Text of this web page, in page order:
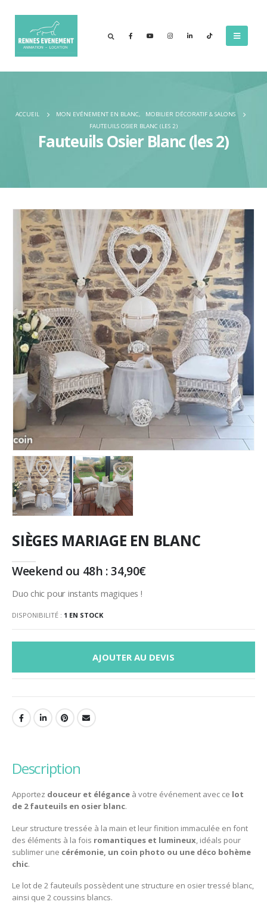
ACCUEIL MON EVÉNEMENT EN BLANC,
MOBILIER DÉCORATIF & SALONS
FAUTEUILS OSIER BLANC (LES 2)
Fauteuils Osier Blanc (les 2)
SIÈGES MARIAGE EN BLANC
Weekend ou 48h :34,90€
Duo chic pour instants magiques !
DISPONIBILITÉ : 1 EN STOCK
AJOUTER AU DEVIS
description
Apportez douceur et élégance à votre événement avec ce lot
de 2 fauteuils en osier blanc.
Leur structure tressée à la main et leur finition immaculée en font
des éléments à la fois romantiques et lumineux , idéals pour
sublimer une cérémonie, un coin photo ou une déco bohème
chic.
Le lot de 2 fauteuils possèdent une structure en osier tressé blanc,
ainsi que 2 coussins blancs.